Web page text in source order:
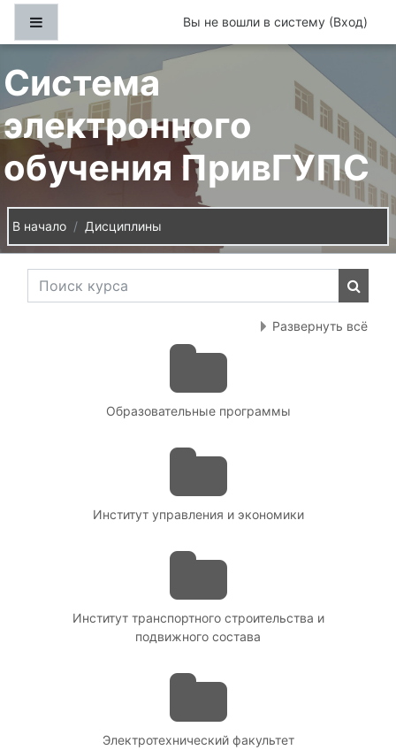
Перейти к основному содержанию
Вы не вошли в систему (Вход)
Система
электронного
обучения ПривГУПС
В начало Дисциплины
Поиск курса
Развернуть всё
Образовательные программы
Институт управления и экономики
Институт транспортного строительства и
подвижного состава
Электротехнический факультет